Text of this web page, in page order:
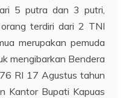
5 putra dan 3 putri,
terdiri dari 2 TNI
merupakan pemuda
mengibarkan Bendera
RI 17 Agustus tahun
Kantor Bupati Kapuas